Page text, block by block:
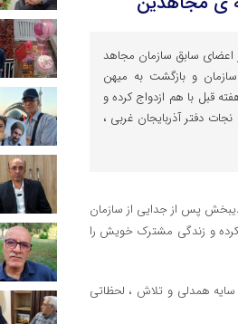
اعضای سابق سازمان مجاهد
و بازگشت به میهن
قبل با هم ازدواج کرده و
دفتر آذربایجان غربی ،
پس از جدایی از سازمان
کرده و زندگی مشترک خویش را
سایه همدلی و تلاش ، لحظاتی